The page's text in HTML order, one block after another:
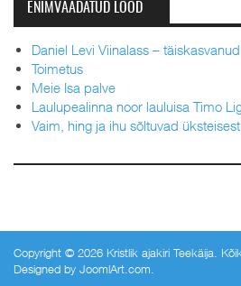
ENIMVAADATUD LOOD
Daniel Levi Viinalass –
Toimetus
Meie Isa palve
Laulupealinna noor lauluisa Timo
Vaim, hing ja ihu sõltuvad üksteisest
Copyright © 2026 Kristlik ajakiri Teekäija.
Designed by JoomlArt.com